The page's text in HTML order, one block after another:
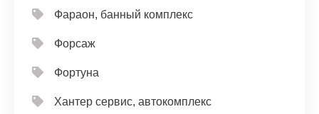
Фараон, банный комплекс
Форсаж
Фортуна
Хантер сервис, автокомплекс